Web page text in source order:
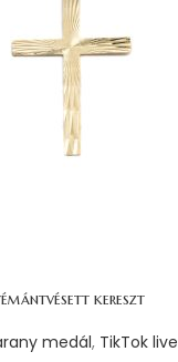
kereszt
medál, TikTok live